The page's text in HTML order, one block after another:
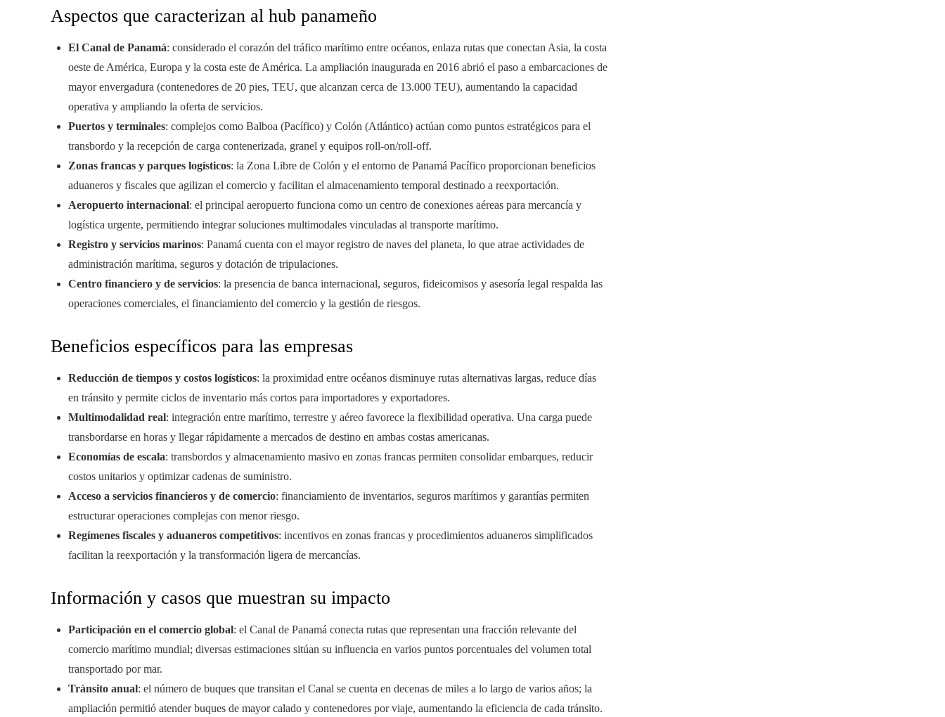
Aspectos que caracterizan al hub panameño
El Canal de Panamá: considerado el corazón del tráfico marítimo entre océanos, enlaza rutas que conectan Asia, la costa
oeste de América, Europa y la costa este de América. La ampliación inaugurada en 2016 abrió el paso a embarcaciones de
mayor envergadura (contenedores de 20 pies, TEU, que alcanzan cerca de 13.000 TEU), aumentando la capacidad
operativa y ampliando la oferta de servicios.
Puertos y terminales: complejos como Balboa (Pacífico) y Colón (Atlántico) actúan como puntos estratégicos para el
transbordo y la recepción de carga contenerizada, granel y equipos roll-on/roll-off.
Zonas francas y parques logísticos: la Zona Libre de Colón y el entorno de Panamá Pacífico proporcionan beneficios
aduaneros y fiscales que agilizan el comercio y facilitan el almacenamiento temporal destinado a reexportación.
Aeropuerto internacional: el principal aeropuerto funciona como un centro de conexiones aéreas para mercancía y
logística urgente, permitiendo integrar soluciones multimodales vinculadas al transporte marítimo.
Registro y servicios marinos: Panamá cuenta con el mayor registro de naves del planeta, lo que atrae actividades de
administración marítima, seguros y dotación de tripulaciones.
Centro financiero y de servicios: la presencia de banca internacional, seguros, fideicomisos y asesoría legal respalda las
operaciones comerciales, el financiamiento del comercio y la gestión de riesgos.
Beneficios específicos para las empresas
Reducción de tiempos y costos logísticos: la proximidad entre océanos disminuye rutas alternativas largas, reduce días
en tránsito y permite ciclos de inventario más cortos para importadores y exportadores.
Multimodalidad real: integración entre marítimo, terrestre y aéreo favorece la flexibilidad operativa. Una carga puede
transbordarse en horas y llegar rápidamente a mercados de destino en ambas costas americanas.
Economías de escala: transbordos y almacenamiento masivo en zonas francas permiten consolidar embarques, reducir
costos unitarios y optimizar cadenas de suministro.
Acceso a servicios financieros y de comercio: financiamiento de inventarios, seguros marítimos y garantías permiten
estructurar operaciones complejas con menor riesgo.
Regímenes fiscales y aduaneros competitivos: incentivos en zonas francas y procedimientos aduaneros simplificados
facilitan la reexportación y la transformación ligera de mercancías.
Información y casos que muestran su impacto
Participación en el comercio global: el Canal de Panamá conecta rutas que representan una fracción relevante del
comercio marítimo mundial; diversas estimaciones sitúan su influencia en varios puntos porcentuales del volumen total
transportado por mar.
Tránsito anual: el número de buques que transitan el Canal se cuenta en decenas de miles a lo largo de varios años; la
ampliación permitió atender buques de mayor calado y contenedores por viaje, aumentando la eficiencia de cada tránsito.